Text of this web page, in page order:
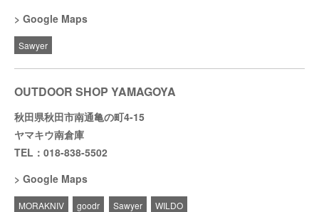
Google Maps
Sawyer
OUTDOOR SHOP YAMAGOYA
秋田県秋田市南通亀の町4-15
ヤマキウ南倉庫
TEL：018-838-5502
Google Maps
MORAKNIV goodr Sawyer WILDO